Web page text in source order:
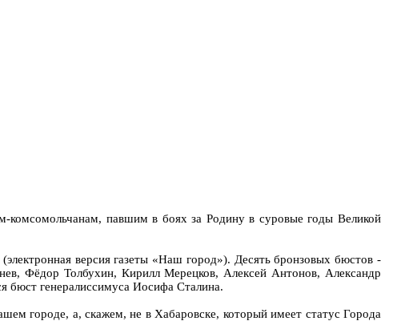
павшим в боях за Родину в суровые годы Великой
версия газеты «Наш город»). Десять бронзовых бюстов -
Фёдор Толбухин, Кирилл Мерецков, Алексей Антонов, Александр
бюст генералиссимуса Иосифа Сталина.
городе, а, скажем, не в Хабаровске, который имеет статус Города